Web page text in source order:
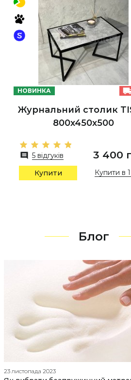
НОВИНКА
Журнальний столик
800х450х500
5 відгуків 3 400
Купити Купити в 1
Блог
23 листопада 2023